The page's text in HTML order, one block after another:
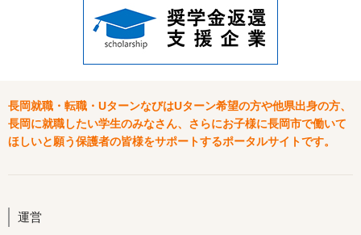
長岡就職・転職・UターンなびはUターン希望の方や他県出身の方、
長岡に就職したい学生のみなさん、さらにお子様に長岡市で働いて
ほしいと願う保護者の皆様をサポートするポータルサイトです。
運営